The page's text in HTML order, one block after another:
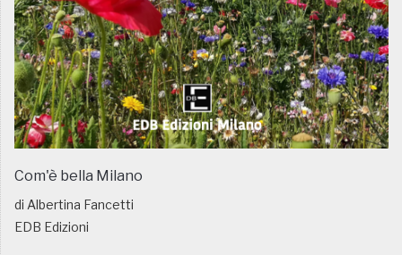
Com'è bella Milano
di Albertina Fancetti
EDB Edizioni